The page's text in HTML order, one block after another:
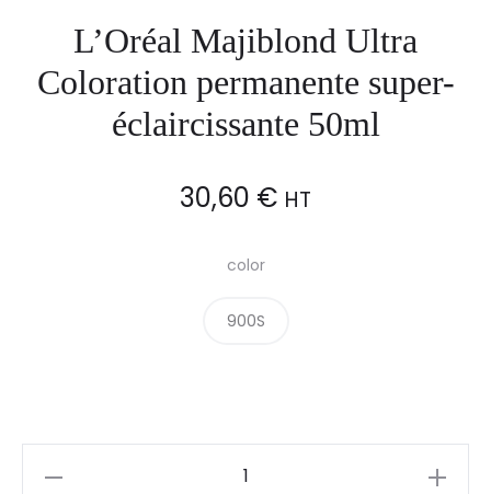
L’Oréal Majiblond Ultra
Coloration permanente super-
éclaircissante 50ml
30,60 € HT
color
900S